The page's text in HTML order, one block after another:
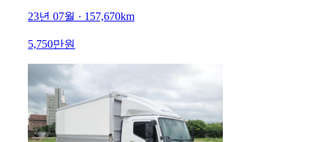
23년 07월 · 157,670km
5,750만원